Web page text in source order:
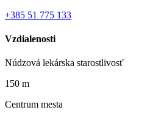
+385 51 775 133
Vzdialenosti
Núdzová lekárska starostlivosť
150 m
Centrum mesta